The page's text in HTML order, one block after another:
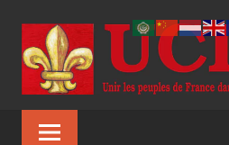
contenu
Unir